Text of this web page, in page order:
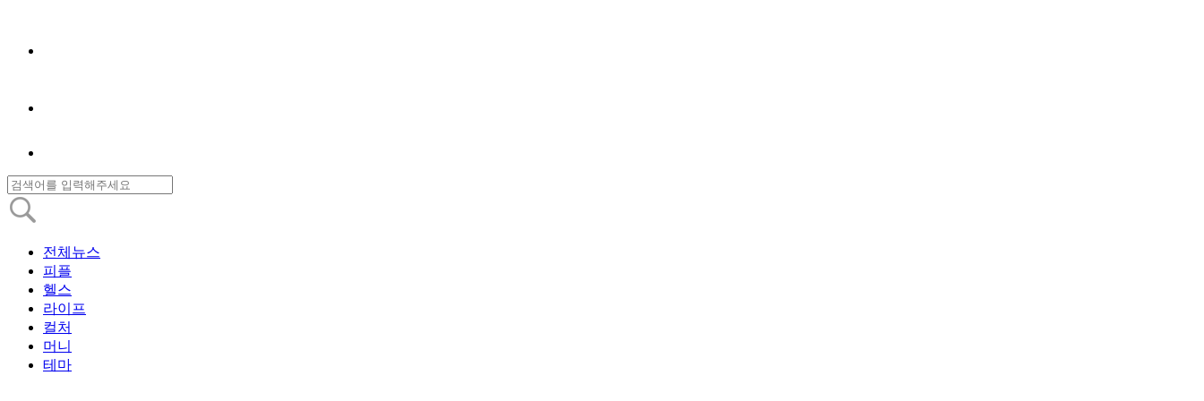
전체뉴스
피플
헬스
라이프
컬처
머니
테마